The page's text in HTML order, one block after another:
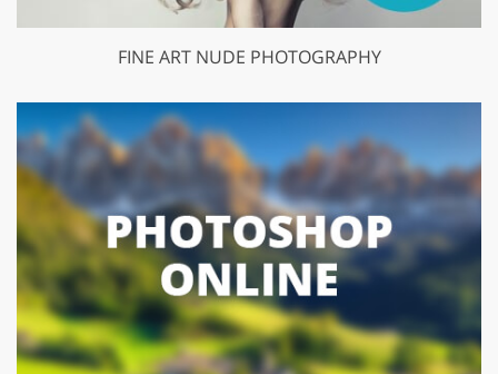
FINE ART NUDE PHOTOGRAPHY